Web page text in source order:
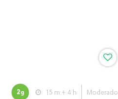
2g 15 m + 4 h Moderado